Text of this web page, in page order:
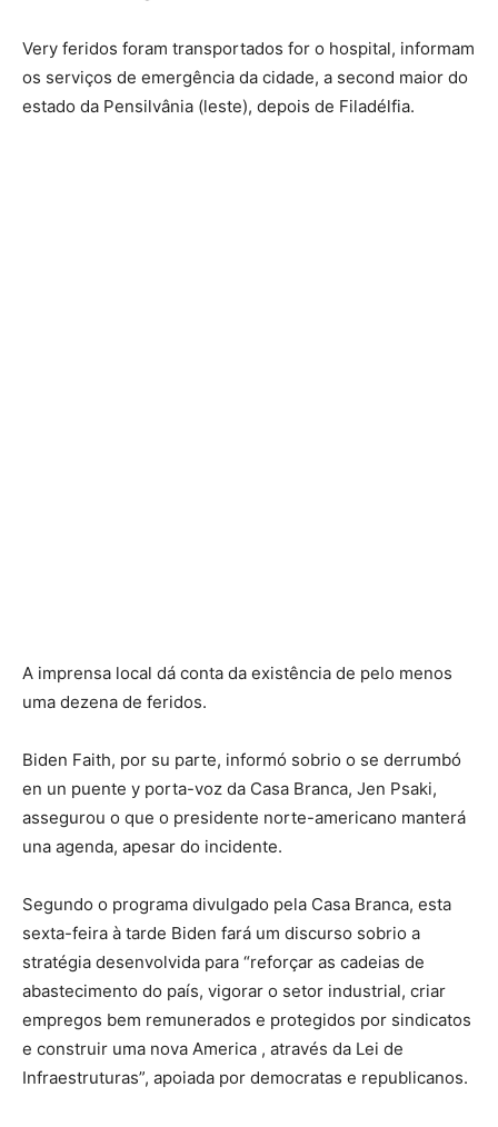
Very feridos foram transportados for o hospital, informam
os serviços de emergência da cidade, a second maior do
estado da Pensilvânia (leste), depois de Filadélfia.
A imprensa local dá conta da existência de pelo menos
uma dezena de feridos.
Biden Faith, por su parte, informó sobrio o se derrumbó
en un puente y porta-voz da Casa Branca, Jen Psaki,
assegurou o que o presidente norte-americano manterá
una agenda, apesar do incidente.
Segundo o programa divulgado pela Casa Branca, esta
sexta-feira à tarde Biden fará um discurso sobrio a
stratégia desenvolvida para “reforçar as cadeias de
abastecimento do país, vigorar o setor industrial, criar
empregos bem remunerados e protegidos por sindicatos
e construir uma nova America , através da Lei de
Infraestruturas”, apoiada por democratas e republicanos.